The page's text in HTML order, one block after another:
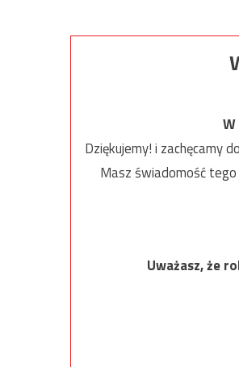
Dziękujemy! i zachęcamy
Masz świadomość
Uważasz, że